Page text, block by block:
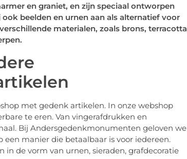
en graniet, en zijn speciaal ontworpen
beelden en urnen aan als alternatief voor
materialen, zoals brons, terracotta
met gedenk artikelen. In onze webshop
te eren. Van vingerafdrukken en
Bij Andersgedenkmonumenten geloven we
manier die betaalbaar is voor iedereen.
de vorm van urnen, sieraden, grafdecoratie